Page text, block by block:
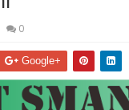
0
Google+